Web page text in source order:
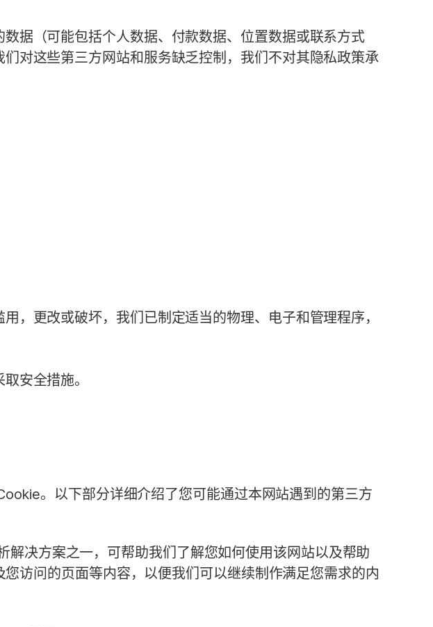
据（可能包括个人数据、付款数据、位置数据或联系方式
对这些第三方网站和服务缺乏控制，我们不对其隐私政策承
，更改或破坏，我们已制定适当的物理、电子和管理程序，
安全措施。
。以下部分详细介绍了您可能通过本网站遇到的第三方
决方案之一，可帮助我们了解您如何使用该网站以及帮助
访问的页面等内容，以便我们可以继续制作满足您需求的内